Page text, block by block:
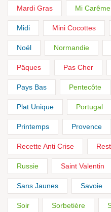
Mardi Gras Mi Carême
Midi Mini Cocottes
Noël Normandie
Pâques Pas Cher
Pays Bas Pentecôte
Plat Unique Portugal
Printemps Provence
Recette Anti Crise
Russie Saint Valentin
Sans Jaunes Savoie
Soir Sorbetière